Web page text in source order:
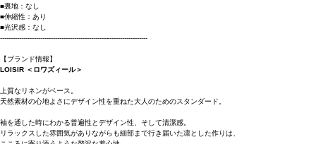
■裏地：なし
■伸縮性：あり
■光沢感：なし
----------------------------------------------------------------------
【ブランド情報】
LOISIR ＜ロワズィール＞
上質なリネンがベース。
天然素材の心地よさにデザイン性を重ねた大人のためのスタンダード。
袖を通した時にわかる普遍性とデザイン性、そして清潔感。
リラックスした雰囲気がありながらも細部まで行き届いた凛とした作りは、